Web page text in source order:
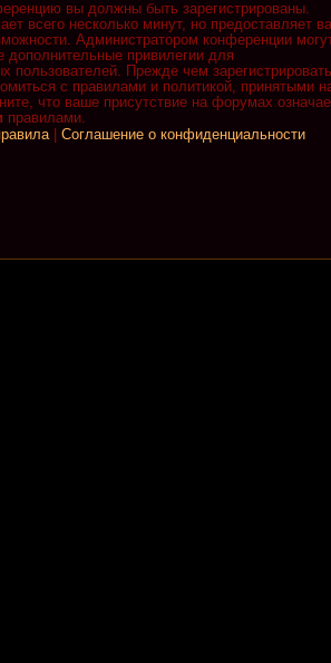
вы должны быть зарегистрированы.
всего несколько минут, но предоставляет
Администратором конференции
дополнительные привилегии для
пользователей. Прежде чем
с правилами и политикой, принятыми
что ваше присутствие на форумах
правилами.
| Соглашение о конфиденциальности